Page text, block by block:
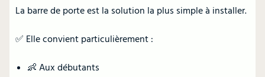
La barre de porte est la solution la plus simple à installer.
✅ Elle convient particulièrement :
👶 Aux débutants